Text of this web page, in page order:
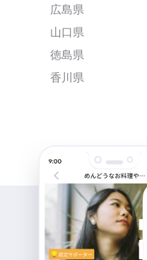
広島県
山口県
徳島県
香川県